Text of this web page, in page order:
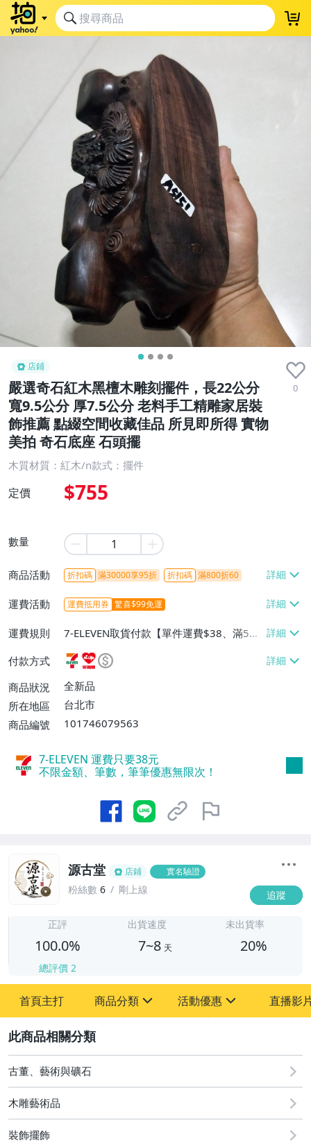
店鋪
嚴選奇石紅木黑檀木雕刻擺件，長22公分
寬9.5公分 厚7.5公分 老料手工精雕家居裝
飾推薦 點綴空間收藏佳品 所見即所得 實物
美拍 奇石底座 石頭擺
0
木質材質：紅木/n款式：擺件
定價 $755
數量
商品活動 折扣碼 滿30000享95折 折扣碼 滿800折60
運費活動 運費抵用券 驚喜$99免運
運費規則
7-ELEVEN取貨付款【單件運費$38、滿5件
或消費滿$1298免運費】、7-ELEVEN取貨
不付款【免運費】、萊爾富取貨付款【單件
運費$60、滿5件或消費滿$1298免運
費】、宅配/貨運【單件運費$120、滿5件
付款方式
商品狀況
全新品
所在地區
台北市
商品編號
101746079563
7-ELEVEN 運費只要38元
不限金額、筆數，筆筆優惠無限次！
源古堂 店鋪 實名驗證
粉絲數 6 剛上線 追蹤
正評
100.0%
總評價 2
出貨速度
7~8 天
未出貨率
20%
首頁主打 商品分類
其它
活動優惠
[全店] 周年慶
[全店] 粉絲專享
直播影
古董、藝術與礦石
木雕藝術品
裝飾擺飾